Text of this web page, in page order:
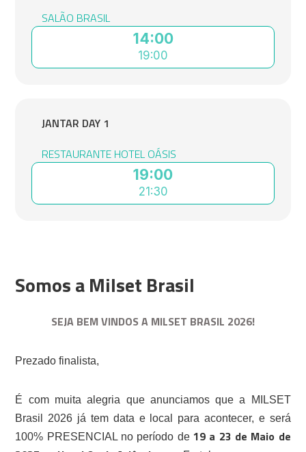
14:00
19:00
SALÃO BRASIL
19:00
21:30
JANTAR DAY 1
RESTAURANTE HOTEL OÁSIS
Somos a Milset Brasil
SEJA BEM VINDOS A MILSET BRASIL 2026!
Prezado finalista,
É com muita alegria que anunciamos que a MILSET
Brasil 2026 já tem data e local para acontecer, e será
100% PRESENCIAL no período de 19 a 23 de Maio de